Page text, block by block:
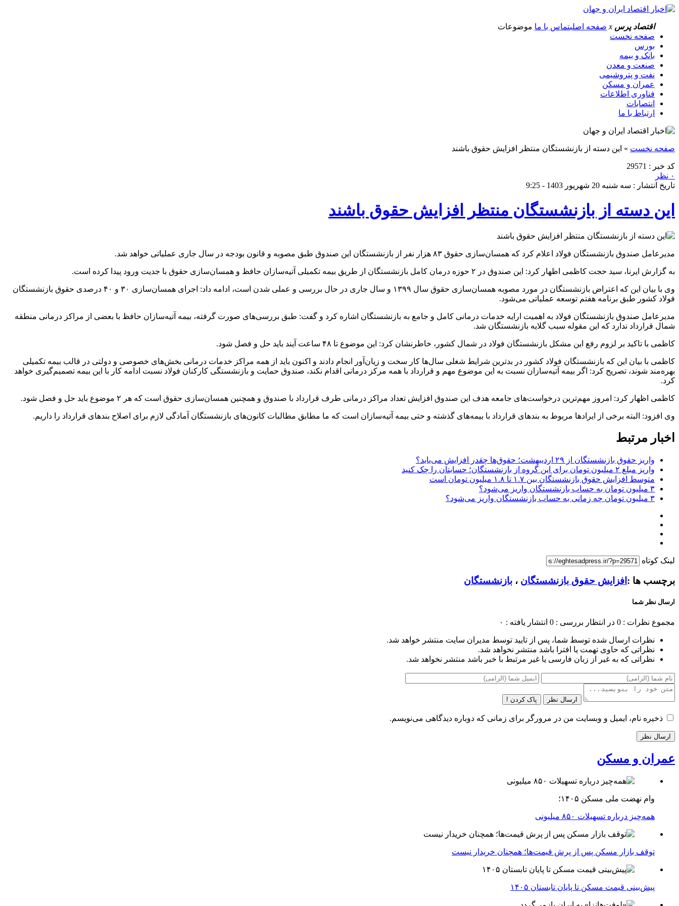
اقتصاد پرس x صفحه اصلیتماس با ما موضوعات
صفحه نخست
بورس
بانک و بیمه
صنعت و معدن
نفت و پتروشیمی
عمران و مسکن
فناوری اطلاعات
انتصابات
ارتباط با ما
صفحه نخست » این دسته از بازنشستگان منتظر افزایش حقوق باشند
کد خبر : 29571
۰ نظر
تاریخ انتشار : سه شنبه 20 شهریور 1403 - 9:25
این دسته از بازنشستگان منتظر افزایش حقوق باشند
مدیرعامل صندوق بازنشستگان فولاد اعلام کرد که همسان‌سازی حقوق ۸۳ هزار نفر از بازنشستگان این صندوق طبق مصوبه و قانون بودجه در سال جاری عملیاتی خواهد شد.
به گزارش ایرنا، سید حجت کاظمی اظهار کرد: این صندوق در ۲ حوزه درمان کامل بازنشستگان از طریق بیمه تکمیلی آتیه‌سازان حافظ و همسان‌سازی حقوق با جدیت ورود پیدا کرده است.
وی با بیان این که اعتراض بازنشستگان در مورد مصوبه همسان‌سازی حقوق سال ۱۳۹۹ و سال جاری در حال بررسی و عملی شدن است، ادامه داد: اجرای همسان‌سازی ۳۰ و ۴۰ درصدی حقوق بازنشستگان
فولاد کشور طبق برنامه هفتم توسعه عملیاتی می‌شود.
مدیرعامل صندوق بازنشستگان فولاد به اهمیت ارایه خدمات درمانی کامل و جامع به بازنشستگان اشاره کرد و گفت: طبق بررسی‌های صورت گرفته، بیمه آتیه‌سازان حافظ با بعضی از مراکز درمانی منطقه
شمال قرارداد ندارد که این مقوله سبب گلایه بازنشستگان شد.
کاظمی با تاکید بر لزوم رفع این مشکل بازنشستگان فولاد در شمال کشور، خاطرنشان کرد: این موضوع تا ۴۸ ساعت آیند باید حل و فصل شود.
کاظمی با بیان این که بازنشستگان فولاد کشور در بدترین شرایط شغلی سال‌ها کار سخت و زیان‌آور انجام دادند و اکنون باید از همه مراکز خدمات درمانی بخش‌های خصوصی و دولتی در قالب بیمه تکمیلی
بهره‌مند شوند، تصریح کرد: اگر بیمه آتیه‌سازان نسبت به این موضوع مهم و قرارداد با همه مرکز درمانی اقدام نکند، صندوق حمایت و بازنشستگی کارکنان فولاد نسبت ادامه کار با این بیمه تصمیم‌گیری خواهد
کرد.
کاظمی اظهار کرد: امروز مهم‌ترین درخواست‌های جامعه هدف این صندوق افزایش تعداد مراکز درمانی طرف قرارداد با صندوق و همچنین همسان‌سازی حقوق است که هر ۲ موضوع باید حل و فصل شود.
وی افزود: البته برخی از ایرادها مربوط به بندهای قرارداد با بیمه‌های گذشته و حتی بیمه آتیه‌سازان است که ما مطابق مطالبات کانون‌های بازنشستگان آمادگی لازم برای اصلاح بندهای قرارداد را داریم.
اخبار مرتبط
واریز حقوق بازنشستگان از ۲۹ اردیبهشت؛ حقوق‌ها چقدر افزایش می‌یابد؟
واریز مبلغ ۲ میلیون تومان برای این گروه از بازنشستگان؛ حسابتان را چک کنید
متوسط افزایش حقوق بازنشستگان بین ۱.۷ تا ۱.۸ میلیون تومان است
۳ میلیون تومان به حساب بازنشستگان واریز می‌شود؟
۳ میلیون تومان چه زمانی به حساب بازنشستگان واریز می‌شود؟
لینک کوتاه
برچسب ها : افزایش حقوق بازنشستگان ، بازنشستگان
ارسال نظر شما
مجموع نظرات : 0 در انتظار بررسی : 0 انتشار یافته : ۰
نظرات ارسال شده توسط شما، پس از تایید توسط مدیران سایت منتشر خواهد شد.
نظراتی که حاوی تهمت یا افترا باشد منتشر نخواهد شد.
نظراتی که به غیر از زبان فارسی یا غیر مرتبط با خبر باشد منتشر نخواهد شد.
ارسال نظر پاک کردن !
ذخیره نام، ایمیل و وبسایت من در مرورگر برای زمانی که دوباره دیدگاهی می‌نویسم.
عمران و مسکن
وام نهضت ملی مسکن ۱۴۰۵؛
همه‌چیز درباره تسهیلات ۸۵۰ میلیونی
توقف بازار مسکن پس از پرش قیمت‌ها؛ همچنان خریدار نیست
پیش‌بینی قیمت مسکن تا پایان تابستان ۱۴۰۵